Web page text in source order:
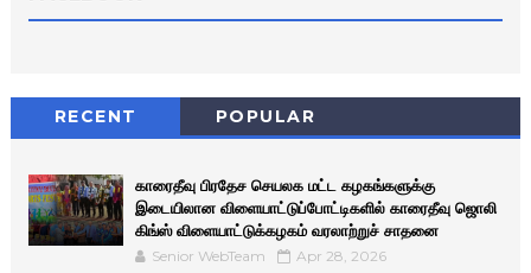
RECENT POPULAR
காரைதீவு பிரதேச செயலக மட்ட கழகங்களுக்கு
இடையிலான விளையாட்டுப்போட்டிகளில் காரைதீவு ஜொலி
கிங்ஸ் விளையாட்டுக்கழகம் வரலாற்றுச் சாதனை
Senior WebTeam Apr 28, 2026